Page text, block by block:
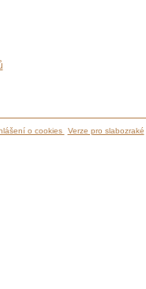
o cookies Verze pro slabozraké